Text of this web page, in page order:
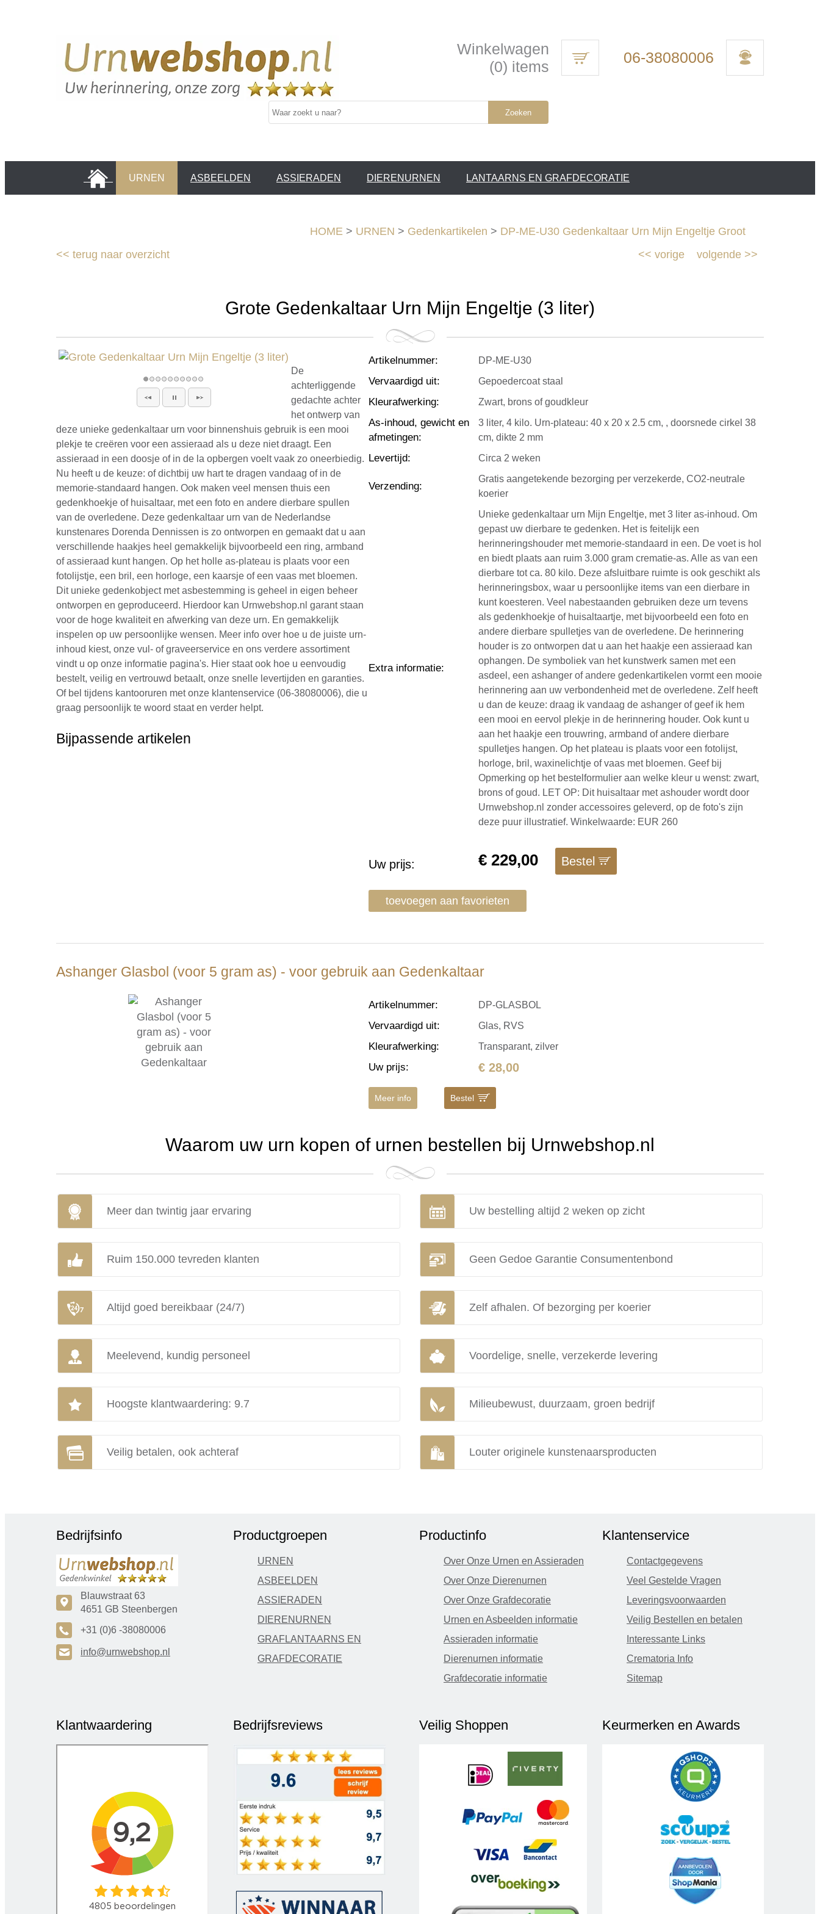
Winkelwagen
(0) items
06-38080006
Zoeken
HOME URNEN ASBEELDEN ASSIERADEN DIERENURNEN LANTAARNS EN GRAFDECORATIE
HOME > URNEN > Gedenkartikelen > DP-ME-U30 Gedenkaltaar Urn Mijn Engeltje Groot
<< terug naar overzicht volgende >>
<< vorige
Grote Gedenkaltaar Urn Mijn Engeltje (3 liter)
Artikelnummer: DP-ME-U30
Vervaardigd uit: Gepoedercoat staal
Kleurafwerking: Zwart, brons of goudkleur
As-inhoud, gewicht en
afmetingen:
3 liter, 4 kilo. Urn-plateau: 40 x 20 x 2.5 cm, , doorsnede cirkel 38
cm, dikte 2 mm
Levertijd: Circa 2 weken
Verzending:
Gratis aangetekende bezorging per verzekerde, CO2-neutrale
koerier
Extra informatie:
Unieke gedenkaltaar urn Mijn Engeltje, met 3 liter as-inhoud. Om
gepast uw dierbare te gedenken. Het is feitelijk een
herinneringshouder met memorie-standaard in een. De voet is hol
en biedt plaats aan ruim 3.000 gram crematie-as. Alle as van een
dierbare tot ca. 80 kilo. Deze afsluitbare ruimte is ook geschikt als
herinneringsbox, waar u persoonlijke items van een dierbare in
kunt koesteren. Veel nabestaanden gebruiken deze urn tevens
als gedenkhoekje of huisaltaartje, met bijvoorbeeld een foto en
andere dierbare spulletjes van de overledene. De herinnering
houder is zo ontworpen dat u aan het haakje een assieraad kan
ophangen. De symboliek van het kunstwerk samen met een
asdeel, een ashanger of andere gedenkartikelen vormt een mooie
herinnering aan uw verbondenheid met de overledene. Zelf heeft
u dan de keuze: draag ik vandaag de ashanger of geef ik hem
een mooi en eervol plekje in de herinnering houder. Ook kunt u
aan het haakje een trouwring, armband of andere dierbare
spulletjes hangen. Op het plateau is plaats voor een fotolijst,
horloge, bril, waxinelichtje of vaas met bloemen. Geef bij
Opmerking op het bestelformulier aan welke kleur u wenst: zwart,
brons of goud. LET OP: Dit huisaltaar met ashouder wordt door
Urnwebshop.nl zonder accessoires geleverd, op de foto's zijn
deze puur illustratief. Winkelwaarde: EUR 260
Uw prijs: €229,00 Bestel
toevoegen aan favorieten
De
achterliggende
gedachte achter
het ontwerp van
deze unieke gedenkaltaar urn voor binnenshuis gebruik is een mooi
plekje te creëren voor een assieraad als u deze niet draagt. Een
assieraad in een doosje of in de la opbergen voelt vaak zo oneerbiedig.
Nu heeft u de keuze: of dichtbij uw hart te dragen vandaag of in de
memorie-standaard hangen. Ook maken veel mensen thuis een
gedenkhoekje of huisaltaar, met een foto en andere dierbare spullen
van de overledene. Deze gedenkaltaar urn van de Nederlandse
kunstenares Dorenda Dennissen is zo ontworpen en gemaakt dat u aan
verschillende haakjes heel gemakkelijk bijvoorbeeld een ring, armband
of assieraad kunt hangen. Op het holle as-plateau is plaats voor een
fotolijstje, een bril, een horloge, een kaarsje of een vaas met bloemen.
Dit unieke gedenkobject met asbestemming is geheel in eigen beheer
ontworpen en geproduceerd. Hierdoor kan Urnwebshop.nl garant staan
voor de hoge kwaliteit en afwerking van deze urn. En gemakkelijk
inspelen op uw persoonlijke wensen. Meer info over hoe u de juiste urn-
inhoud kiest, onze vul- of graveerservice en ons verdere assortiment
vindt u op onze informatie pagina's. Hier staat ook hoe u eenvoudig
bestelt, veilig en vertrouwd betaalt, onze snelle levertijden en garanties.
Of bel tijdens kantooruren met onze klantenservice (06-38080006), die u
graag persoonlijk te woord staat en verder helpt.
Bijpassende artikelen
Ashanger Glasbol (voor 5 gram as) - voor gebruik aan Gedenkaltaar
Artikelnummer: DP-GLASBOL
Vervaardigd uit: Glas, RVS
Kleurafwerking: Transparant, zilver
Uw prijs: € 28,00
Meer info Bestel
Waarom uw urn kopen of urnen bestellen bij Urnwebshop.nl
Meer dan twintig jaar ervaring Uw bestelling altijd 2 weken op zicht
Ruim 150.000 tevreden klanten Geen Gedoe Garantie Consumentenbond
Altijd goed bereikbaar (24/7) Zelf afhalen. Of bezorging per koerier
Meelevend, kundig personeel Voordelige, snelle, verzekerde levering
Hoogste klantwaardering: 9.7 Milieubewust, duurzaam, groen bedrijf
Veilig betalen, ook achteraf Louter originele kunstenaarsproducten
Bedrijfsinfo
c
Blauwstraat 63
4651 GB Steenbergen
A +31 (0)6 -38080006
H info@urnwebshop.nl
Productgroepen
URNEN
ASBEELDEN
ASSIERADEN
DIERENURNEN
GRAFLANTAARNS EN
GRAFDECORATIE
Productinfo
Over Onze Urnen en Assieraden
Over Onze Dierenurnen
Over Onze Grafdecoratie
Urnen en Asbeelden informatie
Assieraden informatie
Dierenurnen informatie
Grafdecoratie informatie
Klantenservice
Contactgegevens
Veel Gestelde Vragen
Leveringsvoorwaarden
Veilig Bestellen en betalen
Interessante Links
Crematoria Info
Sitemap
Klantwaardering Bedrijfsreviews Veilig Shoppen Keurmerken en Awards